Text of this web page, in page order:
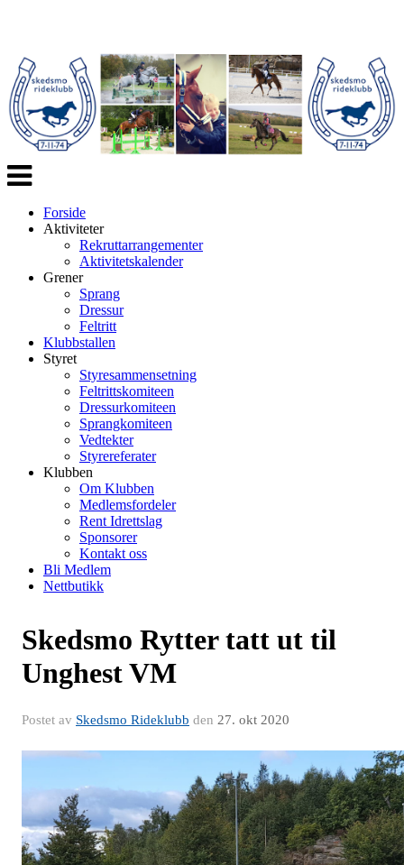
Veksle
navigasjon
Forside
Aktiviteter
Rekruttarrangementer
Aktivitetskalender
Grener
Sprang
Dressur
Feltritt
Klubbstallen
Styret
Styresammensetning
Feltrittskomiteen
Dressurkomiteen
Sprangkomiteen
Vedtekter
Styrereferater
Klubben
Om Klubben
Medlemsfordeler
Rent Idrettslag
Sponsorer
Kontakt oss
Bli Medlem
Nettbutikk
Skedsmo Rytter tatt ut til
Unghest VM
Postet av Skedsmo Rideklubb den 27. okt 2020